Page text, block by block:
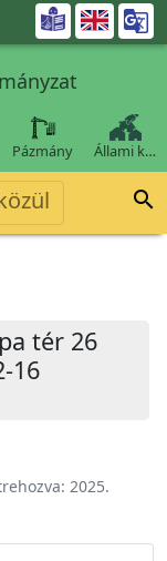

Pázmány Állami k…

tér 26
16
2025.